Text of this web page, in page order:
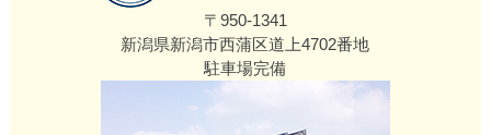
〒950-1341
新潟県新潟市西蒲区道上4702番地
駐車場完備